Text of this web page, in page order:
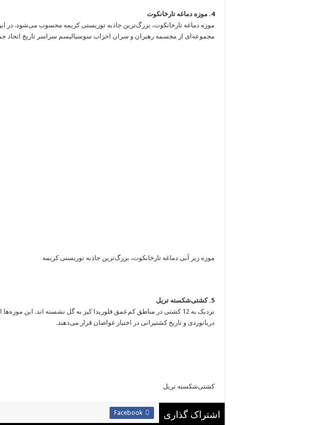
4. موزه دماغه تارخانکوت
مجموعه‌ای از مجسمه رهبران و سران احزاب سوسیالیسم سراسر تاریخ اتحاد
موزه زیر آبی دماغه تارخانکوت، بزرگ‌ترین جاذبه توریستی کریمه
5. کشتی‌شکسته تریل
نزدیک به 12 کشتی در مناطق کم‌عمق فلوریدا کیز به‌ گل‌ نشسته اند. این
دریانوردی و تاریخ کشتیرانی در اختیار غواصان قرار می‌دهند.
کشتی‌شکسته تریل
اشتراک گذاری Facebook